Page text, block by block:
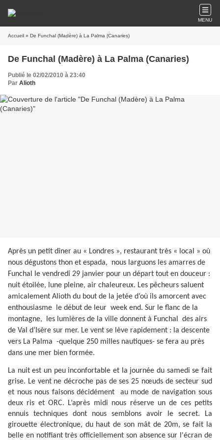
MENU
Accueil » De Funchal (Madère) à La Palma (Canaries)
De Funchal (Madère) à La Palma (Canaries)
Publié le 02/02/2010 à 23:40
Par Alioth
Après un petit dîner au « Londres », restaurant très « local » où
nous dégustons thon et espada,
nous larguons les amarres de
Funchal le vendredi 29 janvier pour un départ tout en douceur :
nuit étoilée, lune pleine, air chaleureux. Les pêcheurs saluent
amicalement Alioth du bout de la jetée d’où ils amorcent avec
enthousiasme
le début de leur week end. Sur le flanc de la
montagne,
les lumières de la ville donnent à Funchal
des airs
de Val d’Isère sur mer. Le vent se lève rapidement : la descente
vers La Palma -quelque 250 milles nautiques- se fera au près
dans une mer bien formée.
La nuit est un peu inconfortable et la journée du samedi se fait
grise. Le vent ne décroche pas de ses 25 nœuds de secteur sud
et nous nous faisons décidément
au mode de navigation sous
deux ris et ORC. L’après midi nous réserve un de ces petits
ennuis techniques dont nous semblons avoir le secret. La
girouette électronique, du haut de son mât de 20m, se fait la
belle en notifiant très officiellement son absence sur l'écran de